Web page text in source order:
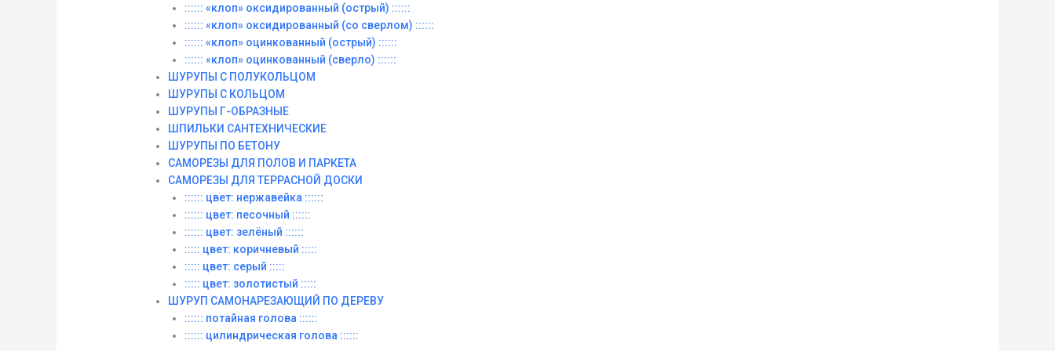
:::::: «клоп» оксидированный (острый) ::::::
:::::: «клоп» оксидированный (со сверлом) ::::::
:::::: «клоп» оцинкованный (острый) ::::::
:::::: «клоп» оцинкованный (сверло) ::::::
ШУРУПЫ С ПОЛУКОЛЬЦОМ
ШУРУПЫ С КОЛЬЦОМ
ШУРУПЫ Г-ОБРАЗНЫЕ
ШПИЛЬКИ САНТЕХНИЧЕСКИЕ
ШУРУПЫ ПО БЕТОНУ
САМОРЕЗЫ ДЛЯ ПОЛОВ И ПАРКЕТА
САМОРЕЗЫ ДЛЯ ТЕРРАСНОЙ ДОСКИ
:::::: цвет: нержавейка ::::::
:::::: цвет: песочный ::::::
:::::: цвет: зелёный ::::::
::::: цвет: коричневый :::::
::::: цвет: серый :::::
::::: цвет: золотистый :::::
ШУРУП САМОНАРЕЗАЮЩИЙ ПО ДЕРЕВУ
:::::: потайная голова ::::::
:::::: цилиндрическая голова ::::::